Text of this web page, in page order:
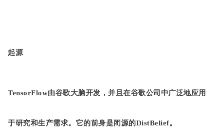
起源
TensorFlow由谷歌大脑开发，并且在谷歌公司中广泛地应用
于研究和生产需求。它的前身是闭源的DistBelief。